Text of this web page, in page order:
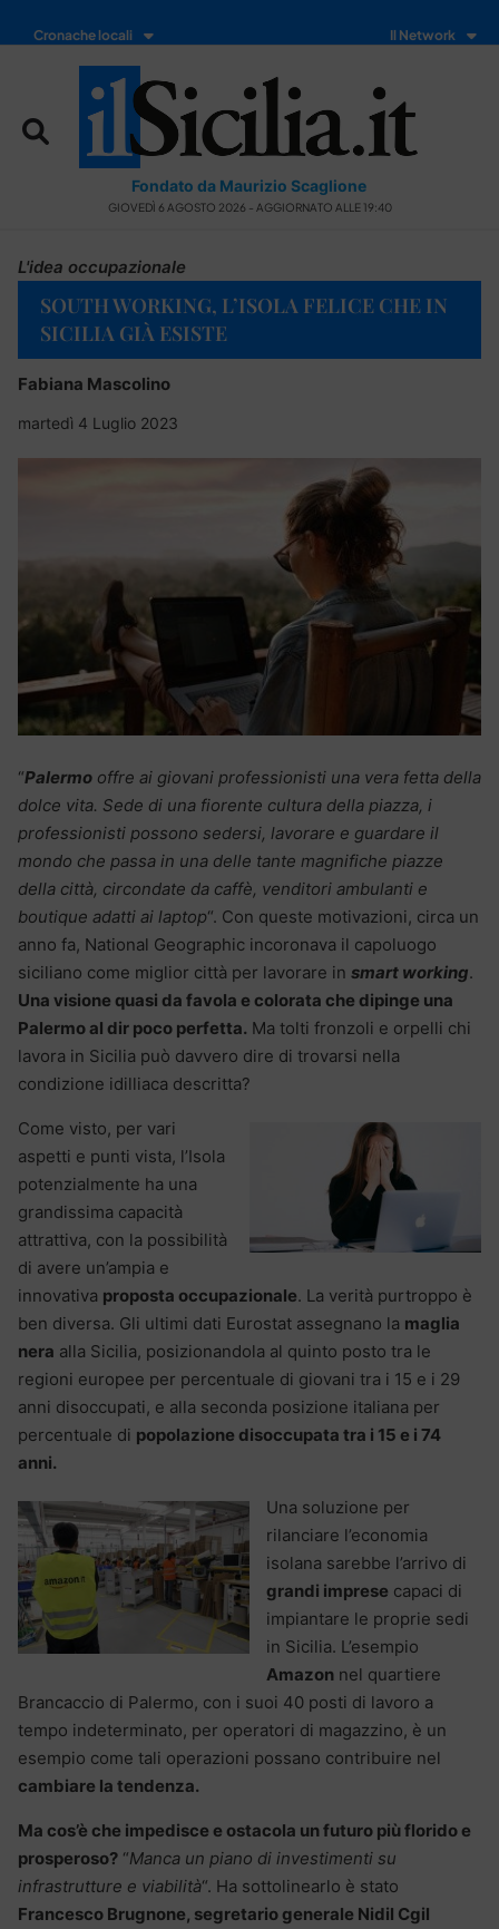
Cronache locali Il Network
Fondato da Maurizio Scaglione
GIOVEDÌ 6 AGOSTO 2026 - AGGIORNATO ALLE 19:40
L'idea occupazionale
SOUTH WORKING, L’ISOLA FELICE CHE IN
SICILIA GIÀ ESISTE
Fabiana Mascolino
martedì 4 Luglio 2023
“Palermo offre ai giovani professionisti una vera fetta della
dolce vita. Sede di una fiorente cultura della piazza, i
professionisti possono sedersi, lavorare e guardare il
mondo che passa in una delle tante magnifiche piazze
della città, circondate da caffè, venditori ambulanti e
boutique adatti ai laptop“. Con queste motivazioni, circa un
anno fa, National Geographic incoronava il capoluogo
siciliano come miglior città per lavorare in smart working.
Una visione quasi da favola e colorata che dipinge una
Palermo al dir poco perfetta. Ma tolti fronzoli e orpelli chi
lavora in Sicilia può davvero dire di trovarsi nella
condizione idilliaca descritta?
Come visto, per vari
aspetti e punti vista, l’Isola
potenzialmente ha una
grandissima capacità
attrattiva, con la possibilità
di avere un’ampia e
innovativa proposta occupazionale. La verità purtroppo è
ben diversa. Gli ultimi dati Eurostat assegnano la maglia
nera alla Sicilia, posizionandola al quinto posto tra le
regioni europee per percentuale di giovani tra i 15 e i 29
anni disoccupati, e alla seconda posizione italiana per
percentuale di popolazione disoccupata tra i 15 e i 74
anni.
Una soluzione per
rilanciare l’economia
isolana sarebbe l’arrivo di
grandi imprese capaci di
impiantare le proprie sedi
in Sicilia. L’esempio
Amazon nel quartiere
Brancaccio di Palermo, con i suoi 40 posti di lavoro a
tempo indeterminato, per operatori di magazzino, è un
esempio come tali operazioni possano contribuire nel
cambiare la tendenza.
Ma cos’è che impedisce e ostacola un futuro più florido e
prosperoso? “Manca un piano di investimenti su
infrastrutture e viabilità“. Ha sottolinearlo è stato
Francesco Brugnone, segretario generale Nidil Cgil